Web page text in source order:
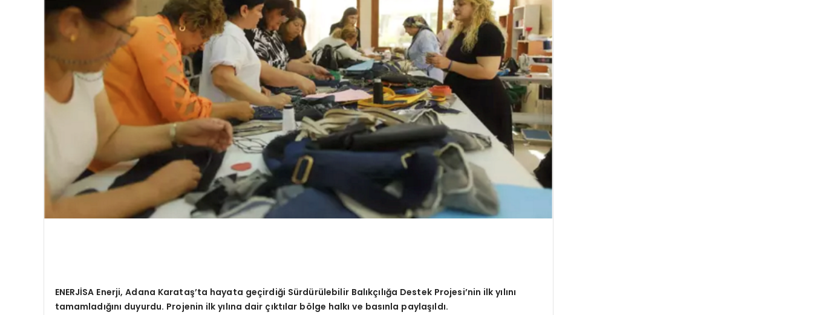
ENERJİSA Enerji, Adana Karataş’ta hayata geçirdiği Sürdürülebilir Balıkçılığa Destek Projesi’nin ilk yılını
tamamladığını duyurdu. Projenin ilk yılına dair çıktılar bölge halkı ve basınla paylaşıldı.